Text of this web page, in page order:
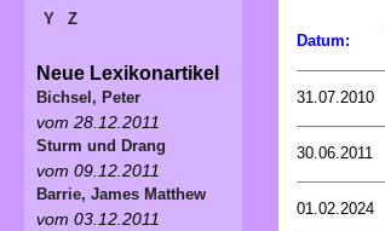
Datum:
31.07.2010
30.06.2011
01.02.2024
Y
Z
Neue Lexikonartikel
Bichsel, Peter
vom 28.12.2011
Sturm und Drang
vom 09.12.2011
Barrie, James Matthew
vom 03.12.2011